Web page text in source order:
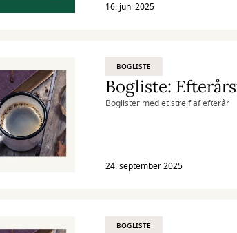
16. juni 2025
BOGLISTE
Bogliste:
Boglister med et strejf af efterår
24. september 2025
BOGLISTE